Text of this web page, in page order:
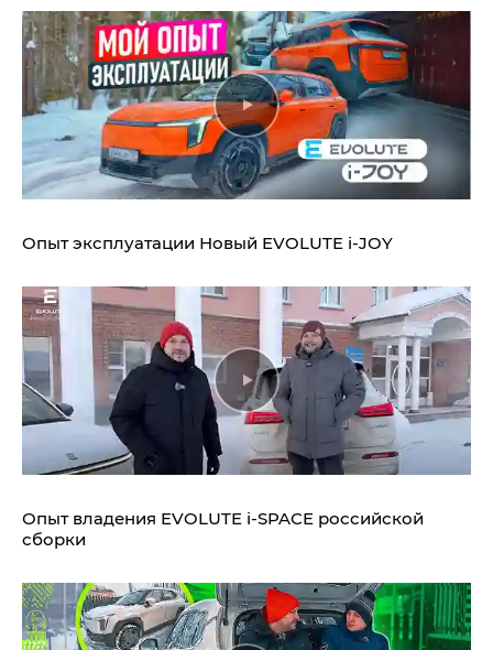
Опыт эксплуатации Новый EVOLUTE i‑JOY
Опыт владения EVOLUTE i‑SPACE российской
сборки